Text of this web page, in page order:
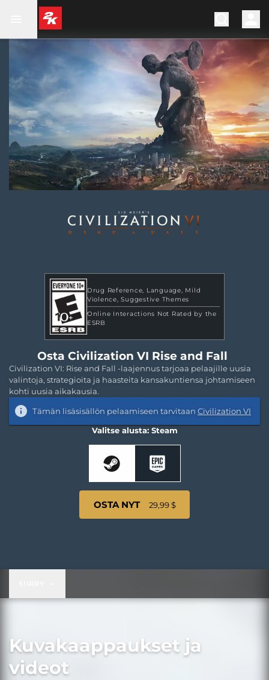
Drug Reference Language
Mild
Violence Suggestive Themes
Online Interactions Not Rated by the
ESRB
Osta Civilization VI Rise and Fall
Civilization VI: Rise and Fall -laajennus tarjoaa pelaajille uusia
valintoja, strategioita ja haasteita kansakuntiensa johtamiseen
kohti uusia aikakausia.
Tämän lisäsisällön pelaamiseen tarvitaan Civilization VI
Valitse alusta: Steam
OSTA NYT 29,99 $
Kuvakaappaukset ja
videot